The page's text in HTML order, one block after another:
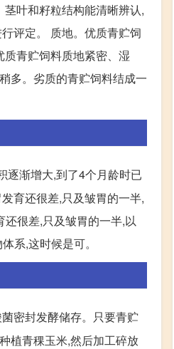
叶和籽粒结构能清晰辨认,
评定。 质地。优质青贮饲
青贮饲料质地紧密、湿
多。劣质的青贮饲料结成一
逐渐增大,到了4个月龄时已
育还很差,只及皱胃的一半,
很差,只及皱胃的一半,以
系,这时候是可。
密封发酵储存。只要青贮
植青稞玉米,然后加工碎放